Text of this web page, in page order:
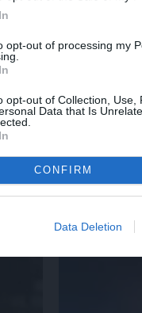
opt-out of processing my
opt-out of Collection,
Data that Is
CONFIRM
Data Deletion
και τον Πολιτισμό!
το Culturenow.gr
Σχετικά Άρθρα